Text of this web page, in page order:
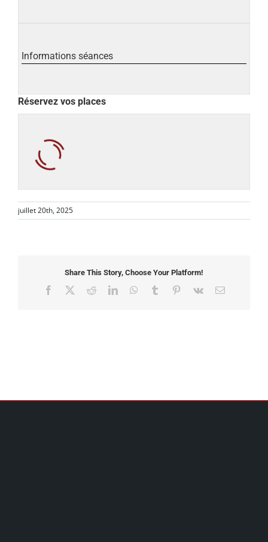
Informations séances
Réservez vos places
juillet 20th, 2025
Share This Story, Choose Your Platform!
Facebook RedditLinkedInWhatsApp
Tumblr Pinterest
Vk Email